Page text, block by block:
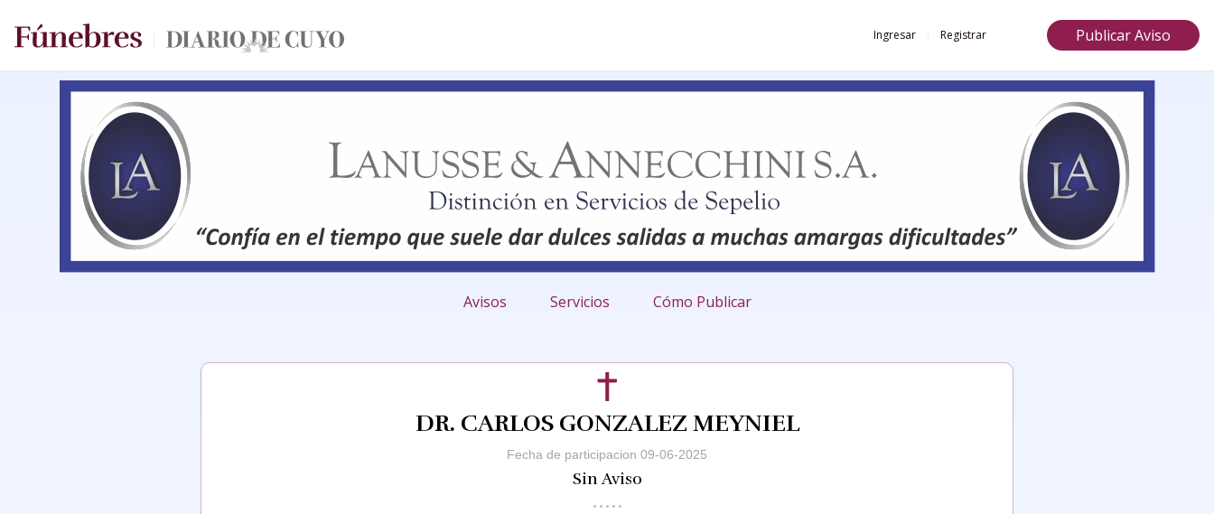
Ingresar Registrar Publicar Aviso
Avisos Servicios Cómo Publicar
DR. CARLOS GONZALEZ MEYNIEL
Fecha de participacion 09-06-2025
Sin Aviso